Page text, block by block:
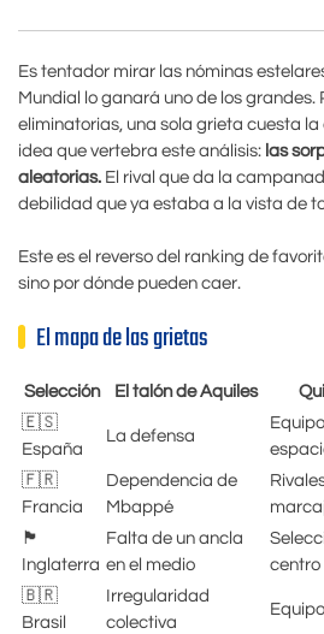
Es tentador mirar las nóminas
Mundial lo ganará uno de los grandes.
eliminatorias, una sola grieta cuesta la
idea que vertebra este análisis: las
aleatorias. El rival que da la
debilidad que ya estaba a la vista de
Este es el reverso del ranking de
sino por dónde pueden caer.
El mapa de las grietas
Selección El talón de Aquiles
🇪🇸
España
La defensa
🇫🇷
Francia
Dependencia de
Mbappé
🏴󠁧󠁢󠁥󠁮󠁧󠁿
Inglaterra
Falta de un ancla
en el medio
centro
🇧🇷
Brasil
Irregularidad
colectiva